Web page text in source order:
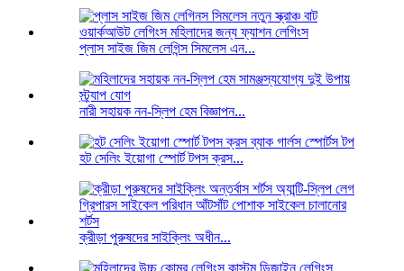
প্লাস সাইজ জিম লেগিন্স সিমলেস এন...
নারী সহায়ক নন-স্লিপ হেম বিজ্ঞাপন...
হট সেলিং ইয়োগা স্পোর্ট টপস ক্রস...
ক্রীড়া পুরুষদের সাইক্লিং অধীন...